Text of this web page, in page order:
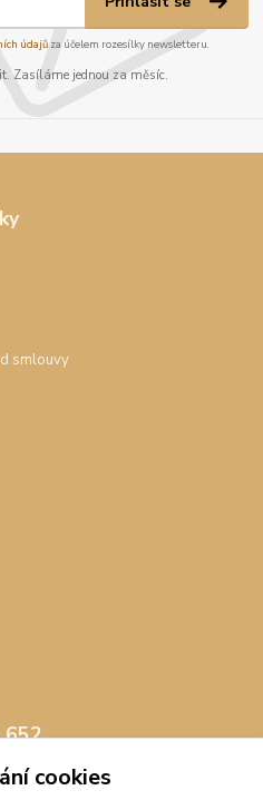
údajůza účelem rozesílky newsletteru.
Zasíláme jednou za měsíc.
smlouvy
652
cookies